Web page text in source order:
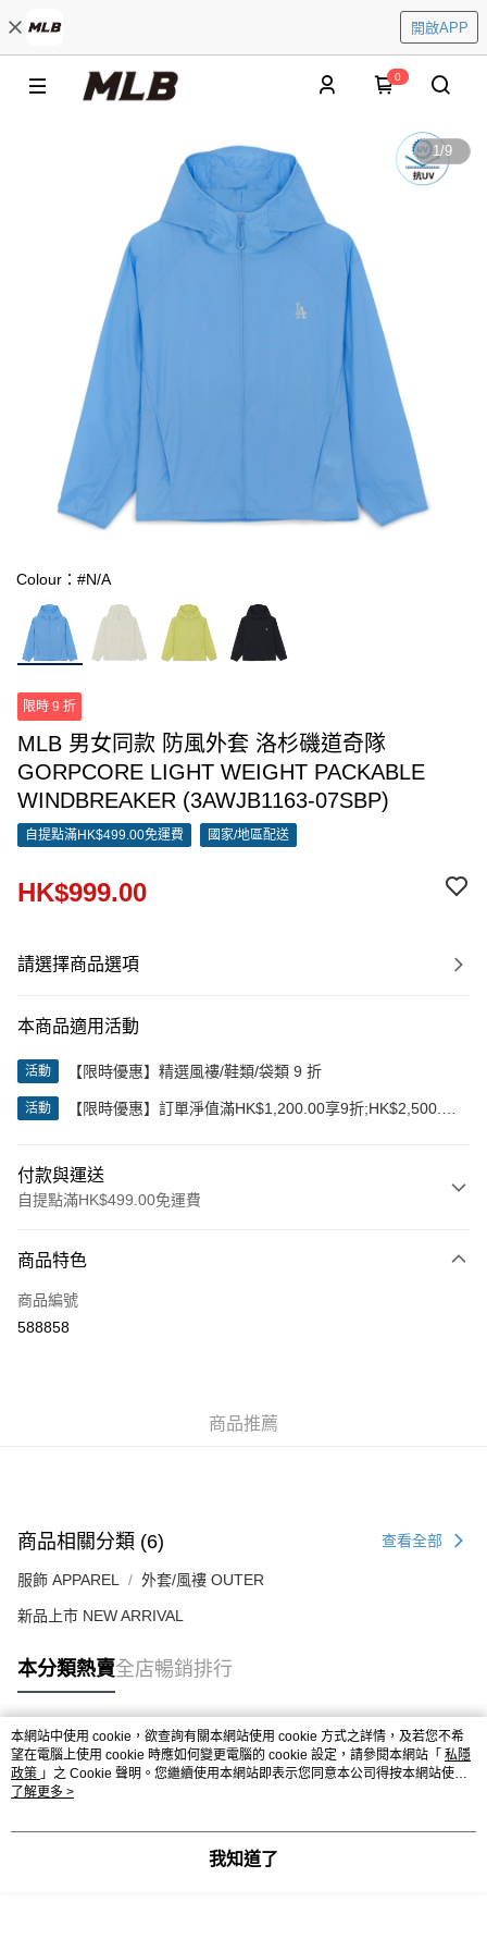
開啟APP
0
1/9
Colour：#N/A
限時 9 折
MLB 男女同款 防風外套 洛杉磯道奇隊
GORPCORE LIGHT WEIGHT PACKABLE
WINDBREAKER (3AWJB1163-07SBP)
自提點滿HK$499.00免運費 國家/地區配送
HK$999.00
請選擇商品選項
本商品適用活動
活動 【限時優惠】精選風褸/鞋類/袋類 9 折
活動
【限時優惠】訂單淨值滿HK$1,200.00享9折;HK$2,500.00
付款與運送
自提點滿HK$499.00免運費
信用卡
Apple Pay
每筆HK$50.00，滿HK$499.00或以上免運費
付款後順豐合作便利店
每筆HK$50.00，滿HK$499.00或以上免運費
送貨上門免運優惠
每筆HK$50.00，滿HK$499.00或以上免運費
配送至澳門 運費表
商品特色
商品編號
588858
商品推薦
商品相關分類 (6) 查看全部
服飾 APPAREL 外套/風褸 OUTER
新品上市 NEW ARRIVAL
本分類熱賣全店暢銷排行
熱門標籤
熱銷排行
本網站中使用 cookie，欲查詢有關本網站使用 cookie 方式之詳情，及若您不希
望在電腦上使用 cookie 時應如何變更電腦的 cookie 設定，請參閱本網站「 私隱
政策 」之 Cookie 聲明。您繼續使用本網站即表示您同意本公司得按本網站使用
條款之 Cookie 聲明使用 cookie。
了解更多 >
我知道了